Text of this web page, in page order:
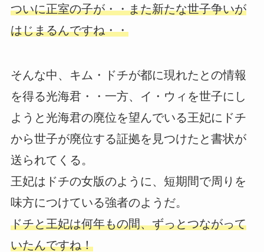
ついに正室の子が・・また新たな世子争いが
はじまるんですね・・
そんな中、キム・ドチが都に現れたとの情報
を得る光海君・・一方、イ・ウィを世子にし
ようと光海君の廃位を望んでいる王妃にドチ
から世子が廃位する証拠を見つけたと書状が
送られてくる。
王妃はドチの女版のように、短期間で周りを
味方につけている強者のようだ。
ドチと王妃は何年もの間、ずっとつながって
いたんですね！